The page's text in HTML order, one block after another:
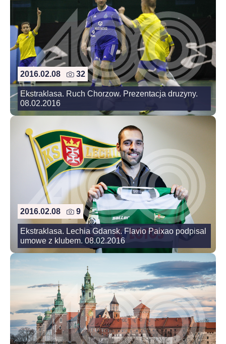
2016.02.08 32
Ekstraklasa. Ruch Chorzow. Prezentacja druzyny.
08.02.2016
2016.02.08 9
Ekstraklasa. Lechia Gdansk. Flavio Paixao podpisal
umowe z klubem. 08.02.2016